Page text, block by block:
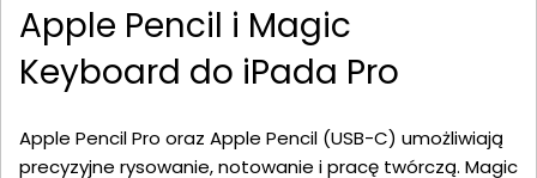
Apple Pencil i Magic
Keyboard do iPada Pro
Apple Pencil Pro oraz Apple Pencil (USB-C) umożliwiają
precyzyjne rysowanie, notowanie i pracę twórczą. Magic